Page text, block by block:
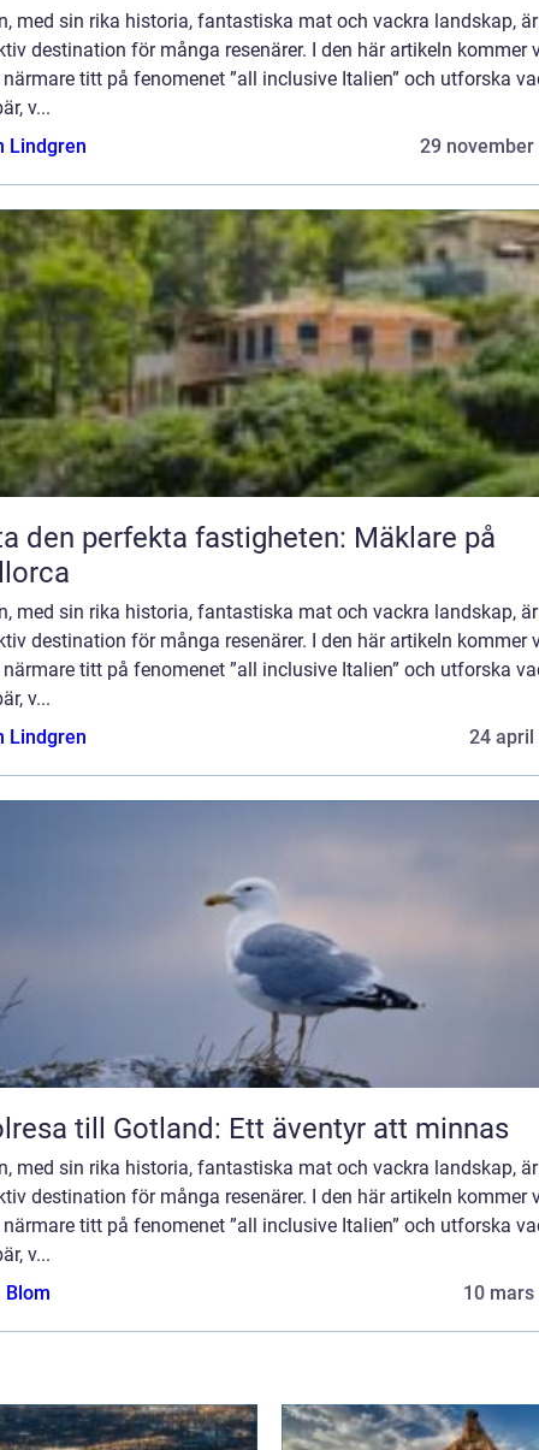
med sin rika historia, fantastiska mat och vackra landskap,
destination för många resenärer. I den här artikeln kommer
titt på fenomenet ”all inclusive Italien” och utforska
v...
Lindgren
29 november
den perfekta fastigheten: Mäklare på
med sin rika historia, fantastiska mat och vackra landskap,
destination för många resenärer. I den här artikeln kommer
titt på fenomenet ”all inclusive Italien” och utforska
v...
Lindgren
24 april
till Gotland: Ett äventyr att minnas
med sin rika historia, fantastiska mat och vackra landskap,
destination för många resenärer. I den här artikeln kommer
titt på fenomenet ”all inclusive Italien” och utforska
v...
Blom
10 mars